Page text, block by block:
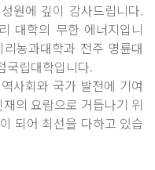
원에 깊이 감사드립니다.
대학의 무한 에너지입니
농과대학과 전주 명륜대
국립대학입니다.
사회와 국가 발전에 기여
의 요람으로 거듭나기 위
되어 최선을 다하고 있습